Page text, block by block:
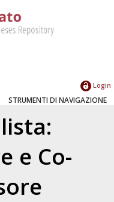
Login
STRUMENTI DI NAVIGAZIONE
e Co-